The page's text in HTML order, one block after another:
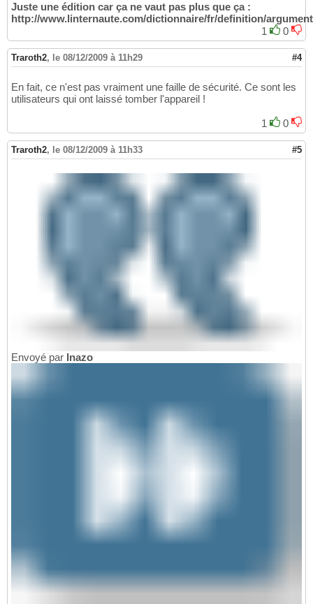
Juste une édition car ça ne vaut pas plus que ça :
http://www.linternaute.com/dictionnaire/fr/definition/
1
0
Traroth2, le 08/12/2009 à 11h29 #4
En fait, ce n'est pas vraiment une faille de sécurité. Ce sont les
utilisateurs qui ont laissé tomber l'appareil !
1 0
Traroth2, le 08/12/2009 à 11h33 #5
Envoyé par Inazo